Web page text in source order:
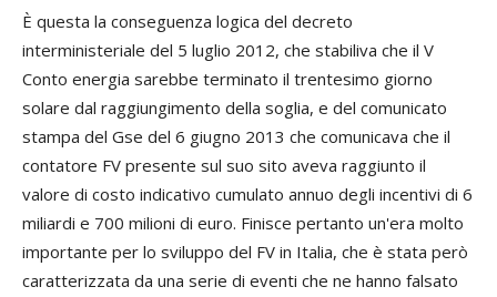
È questa la conseguenza logica del decreto
interministeriale del 5 luglio 2012, che stabiliva che il V
Conto energia sarebbe terminato il trentesimo giorno
solare dal raggiungimento della soglia, e del comunicato
stampa del Gse del 6 giugno 2013 che comunicava che il
contatore FV presente sul suo sito aveva raggiunto il
valore di costo indicativo cumulato annuo degli incentivi di 6
miliardi e 700 milioni di euro. Finisce pertanto un'era molto
importante per lo sviluppo del FV in Italia, che è stata però
caratterizzata da una serie di eventi che ne hanno falsato